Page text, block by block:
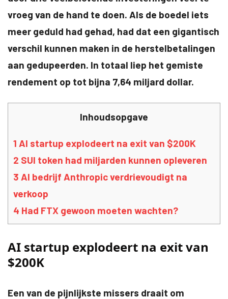
vroeg van de hand te doen. Als de boedel iets
meer geduld had gehad, had dat een gigantisch
verschil kunnen maken in de herstelbetalingen
aan gedupeerden. In totaal liep het gemiste
rendement op tot bijna 7,64 miljard dollar.
Inhoudsopgave
1 AI startup explodeert na exit van $200K
2 SUI token had miljarden kunnen opleveren
3 AI bedrijf Anthropic verdrievoudigt na
verkoop
4 Had FTX gewoon moeten wachten?
AI startup explodeert na exit van
$200K
Een van de pijnlijkste missers draait om